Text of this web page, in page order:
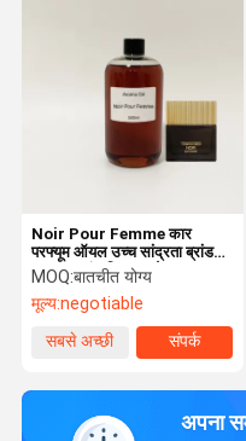
Noir Pour Femme कार
परफ्यूम ऑयल उच्च सांद्रता ब्रांड
परफ्यूम सुगंध विसारक तेल
MOQ:बातचीत योग्य
मूल्य:negotiable
सबसे अच्छी
संपर्क
अपना